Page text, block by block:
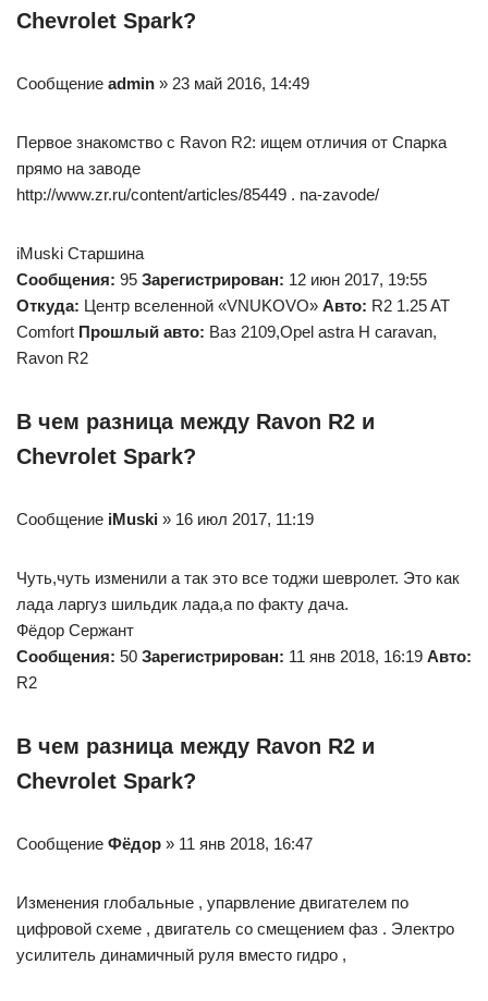
Chevrolet Spark?
Сообщение admin » 23 май 2016, 14:49
Первое знакомство с Ravon R2: ищем отличия от Спарка
прямо на заводе
http://www.zr.ru/content/articles/85449 . na-zavode/
iMuski Старшина
Сообщения: 95 Зарегистрирован: 12 июн 2017, 19:55
Откуда: Центр вселенной «VNUKOVO» Авто: R2 1.25 AT
Comfort Прошлый авто: Ваз 2109,Opel astra H caravan,
Ravon R2
В чем разница между Ravon R2 и
Chevrolet Spark?
Сообщение iMuski » 16 июл 2017, 11:19
Чуть,чуть изменили а так это все тоджи шевролет. Это как
лада ларгуз шильдик лада,а по факту дача.
Фёдор Сержант
Сообщения: 50 Зарегистрирован: 11 янв 2018, 16:19 Авто:
R2
В чем разница между Ravon R2 и
Chevrolet Spark?
Сообщение Фёдор » 11 янв 2018, 16:47
Изменения глобальные , упарвление двигателем по
цифровой схеме , двигатель со смещением фаз . Электро
усилитель динамичный руля вместо гидро ,